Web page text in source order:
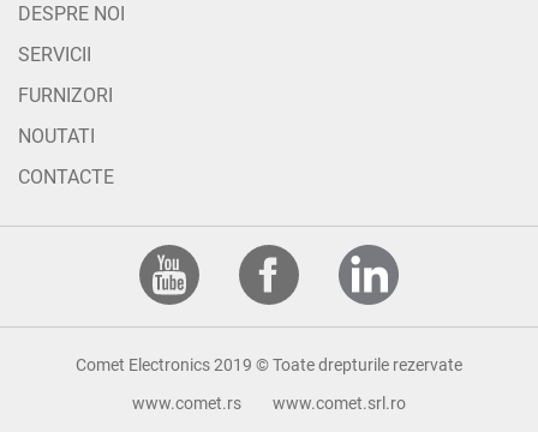
DESPRE NOI
SERVICII
FURNIZORI
NOUTATI
CONTACTE
Comet Electronics 2019 © Toate drepturile rezervate
www.comet.rs
www.comet.srl.ro